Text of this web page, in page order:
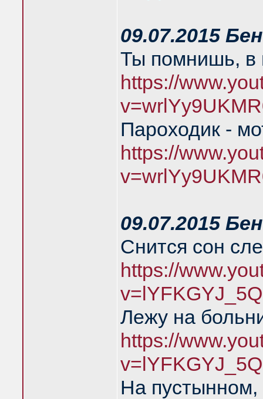
09.07.2015
Ты помнишь, в
https://
Пароходик -
https://
09.07.2015
Снится сон
https://
Лежу на
https://
На пустынном,